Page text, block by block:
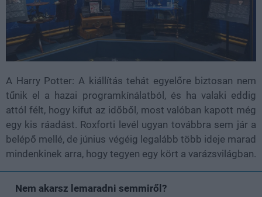
A Harry Potter: A kiállítás tehát egyelőre biztosan nem
tűnik el a hazai programkínálatból, és ha valaki eddig
attól félt, hogy kifut az időből, most valóban kapott még
egy kis ráadást. Roxforti levél ugyan továbbra sem jár a
belépő mellé, de június végéig legalább több ideje marad
mindenkinek arra, hogy tegyen egy kört a varázsvilágban.
Nem akarsz lemaradni semmiről?